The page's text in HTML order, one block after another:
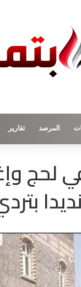
المرصد تقارير
لحج